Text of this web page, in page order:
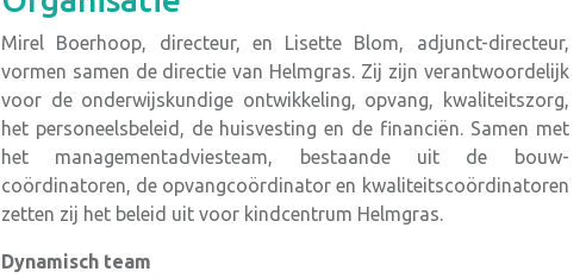
Mirel Boerhoop, directeur, en Lisette Blom, adjunct-directeur,
vormen samen de directie van Helmgras. Zij zijn verantwoordelijk
voor de onderwijskundige ontwikkeling, opvang, kwaliteitszorg,
het personeelsbeleid, de huisvesting en de financiën. Samen met
het managementadviesteam, bestaande uit de bouw-
coördinatoren, de opvangcoördinator en kwaliteitscoördinatoren
zetten zij het beleid uit voor kindcentrum Helmgras.
Dynamisch team